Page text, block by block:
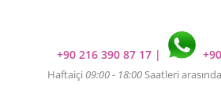
+90 216 390 87 17 |
Haftaiçi 09:00 - 18:00Saatleri